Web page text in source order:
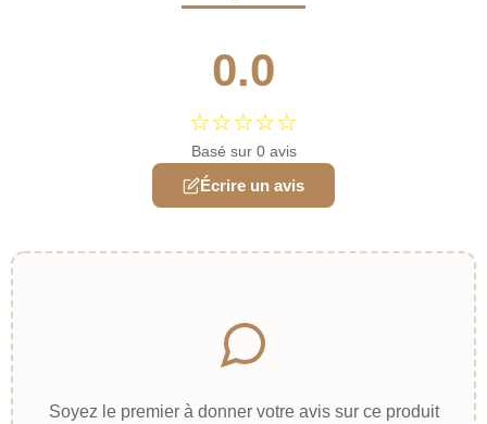
0.0
☆☆☆☆☆
Basé sur 0 avis
Écrire un avis
Soyez le premier à donner votre avis sur ce produit